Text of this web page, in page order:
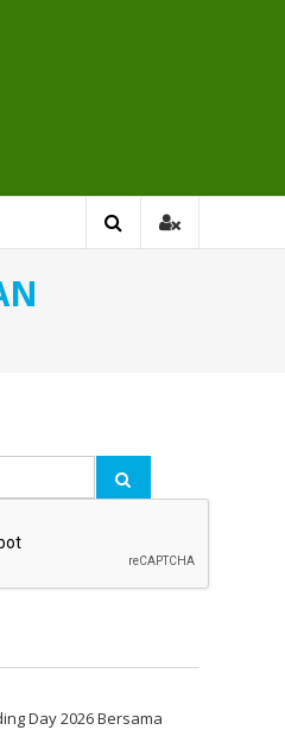
Day 2026 Bersama